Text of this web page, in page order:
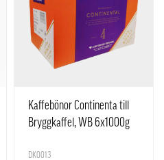
Kaffebönor Continenta till
Bryggkaffel, WB 6x1000g
DK0013